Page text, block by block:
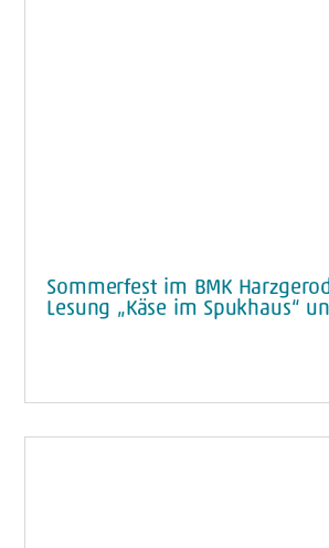
Sommerfest im BMK
Lesung „Käse im Spukhaus“